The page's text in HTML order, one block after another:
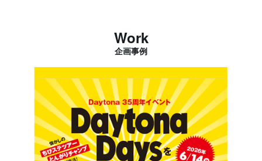
Work
企画事例